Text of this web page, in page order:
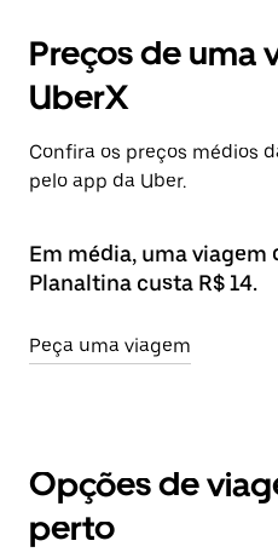
Preços de uma
UberX
Confira os preços médios
pelo app da Uber.
Em média, uma viagem
Planaltina custa R$ 14.
Peça uma viagem
Opções de
perto